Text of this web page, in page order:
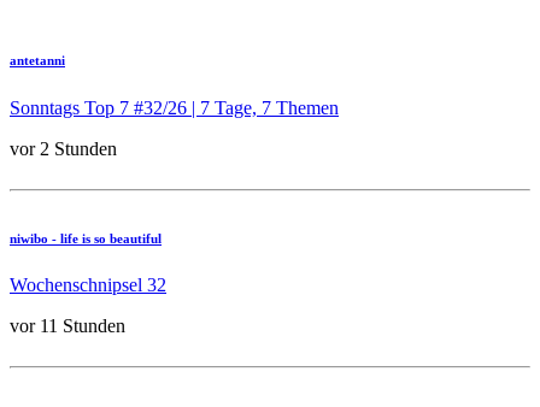
antetanni
Sonntags Top 7 #32/26 | 7 Tage, 7 Themen
vor 2 Stunden
niwibo - life is so beautiful
Wochenschnipsel 32
vor 11 Stunden